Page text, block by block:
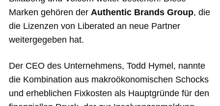
Marken gehören der Authentic Brands Group, die
die Lizenzen von Liberated an neue Partner
weitergegeben hat.
Der CEO des Unternehmens, Todd Hymel, nannte
die Kombination aus makroökonomischen Schocks
und erheblichen Fixkosten als Hauptgründe für den